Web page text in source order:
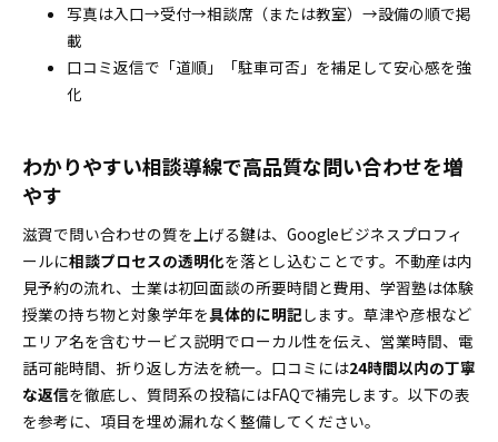
写真は入口→受付→相談席（または教室）→設備の順で掲
載
口コミ返信で「道順」「駐車可否」を補足して安心感を強
化
わかりやすい相談導線で高品質な問い合わせを増
やす
滋賀で問い合わせの質を上げる鍵は、Googleビジネスプロフィ
ールに相談プロセスの透明化を落とし込むことです。不動産は内
見予約の流れ、士業は初回面談の所要時間と費用、学習塾は体験
授業の持ち物と対象学年を具体的に明記します。草津や彦根など
エリア名を含むサービス説明でローカル性を伝え、営業時間、電
話可能時間、折り返し方法を統一。口コミには24時間以内の丁寧
な返信を徹底し、質問系の投稿にはFAQで補完します。以下の表
を参考に、項目を埋め漏れなく整備してください。